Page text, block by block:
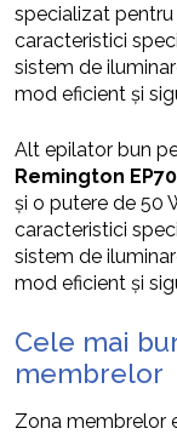
specializat pentru
caracteristici
sistem de
mod eficient și
Alt epilator bun
Remington
și o putere de 50
caracteristici
sistem de
mod eficient și
Cele mai
membrelor
Zona membrelor